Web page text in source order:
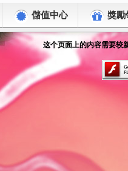
这个页面上的内容需要较
儲值中心 獎勵